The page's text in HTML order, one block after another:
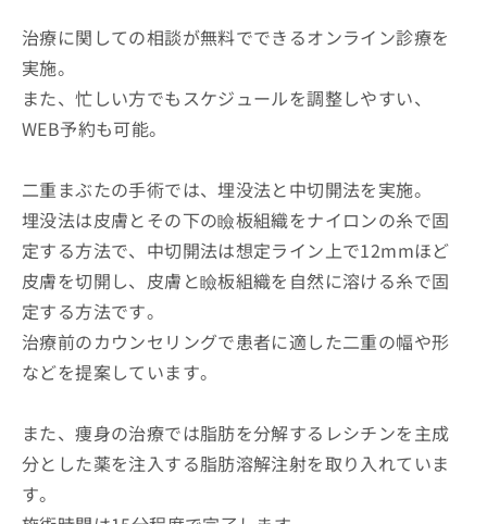
治療に関しての相談が無料でできるオンライン診療を
実施。
また、忙しい方でもスケジュールを調整しやすい、
WEB予約も可能。
二重まぶたの手術では、埋没法と中切開法を実施。
埋没法は皮膚とその下の瞼板組織をナイロンの糸で固
定する方法で、中切開法は想定ライン上で12mmほど
皮膚を切開し、皮膚と瞼板組織を自然に溶ける糸で固
定する方法です。
治療前のカウンセリングで患者に適した二重の幅や形
などを提案しています。
また、痩身の治療では脂肪を分解するレシチンを主成
分とした薬を注入する脂肪溶解注射を取り入れていま
す。